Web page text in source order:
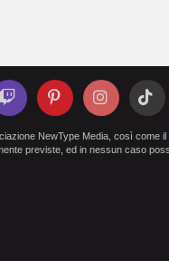
NewType Media, così come
previste, ed in nessun caso